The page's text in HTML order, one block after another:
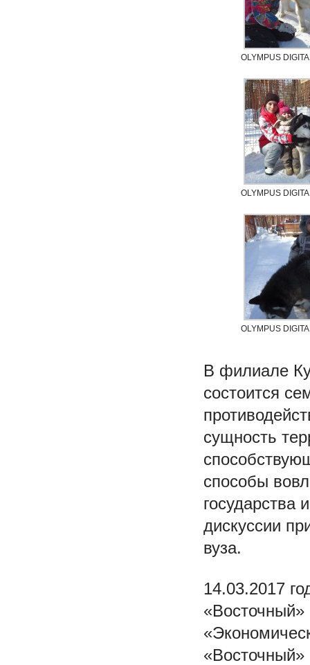
OLYMPUS
OLYMPUS
OLYMPUS
В филиале
состоится
сущность
способы
государства
дискуссии
вуза.
14.03.2017
«Восточный»